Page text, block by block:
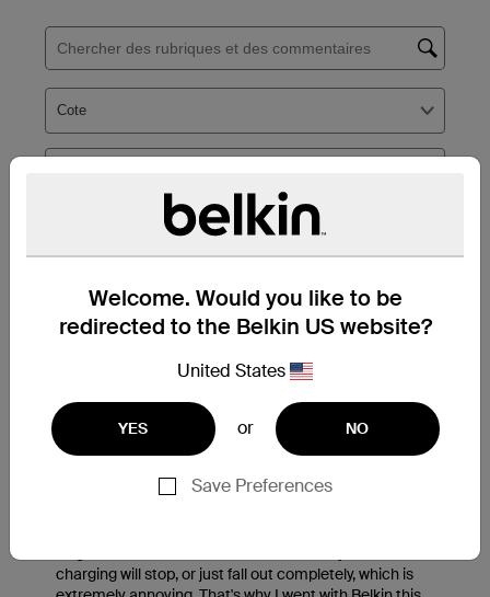
Welcome. Would you like to be
redirected to the Belkin US website?
United States
YES or NO
Save Preferences